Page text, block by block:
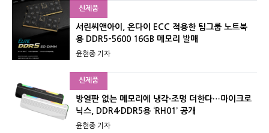
신제품
서린씨앤아이, 온다이 ECC 적용한 팀그룹 노트북
용 DDR5-5600 16GB 메모리 발매
윤현종 기자
신제품
방열판 없는 메모리에 냉각·조명 더한다…마이크로
닉스, DDR4·DDR5용 ‘RH01’ 공개
윤현종 기자